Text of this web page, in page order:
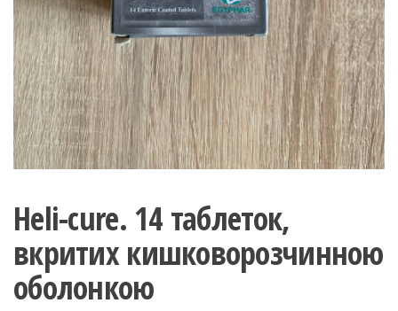
Heli-cure. 14 таблеток,
вкритих кишковорозчинною
оболонкою